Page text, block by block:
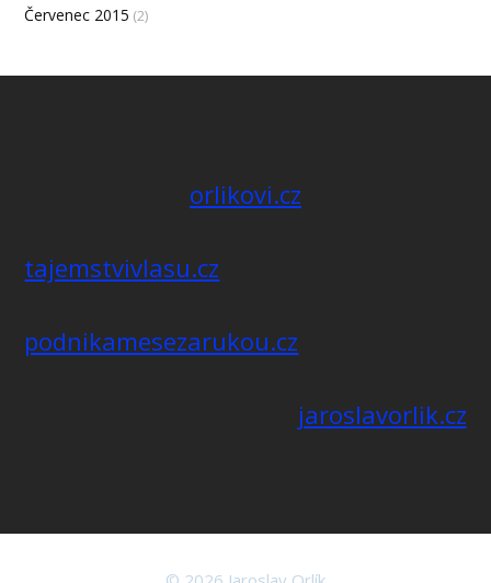
Červenec 2015 (2)
orlikovi.cz
tajemstvivlasu.cz
podnikamesezarukou.cz
jaroslavorlik.cz